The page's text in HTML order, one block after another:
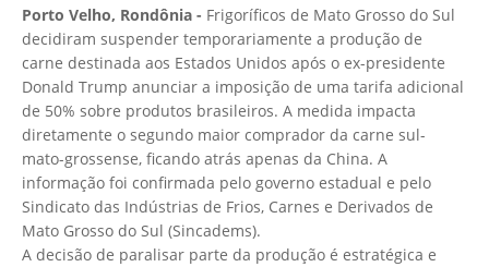
Porto Velho, Rondônia - Frigoríficos de Mato Grosso do Sul
decidiram suspender temporariamente a produção de
carne destinada aos Estados Unidos após o ex-presidente
Donald Trump anunciar a imposição de uma tarifa adicional
de 50% sobre produtos brasileiros. A medida impacta
diretamente o segundo maior comprador da carne sul-
mato-grossense, ficando atrás apenas da China. A
informação foi confirmada pelo governo estadual e pelo
Sindicato das Indústrias de Frios, Carnes e Derivados de
Mato Grosso do Sul (Sincadems).
A decisão de paralisar parte da produção é estratégica e